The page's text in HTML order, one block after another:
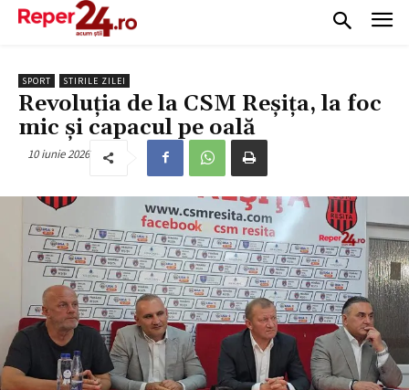
SPORT STIRILE ZILEI
Revoluția de la CSM Reșița, la foc
mic și capacul pe oală
10 iunie 2026